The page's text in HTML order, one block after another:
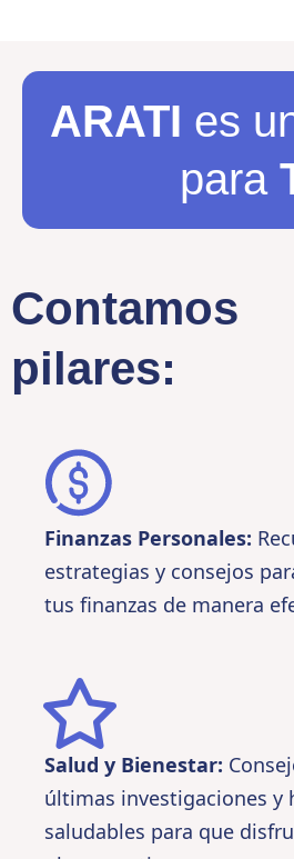
ARATI es
para
pilares:
Finanzas Personales:
estrategias y consejos
tus finanzas de manera
Salud y Bienestar:
últimas investigaciones y
saludables para que